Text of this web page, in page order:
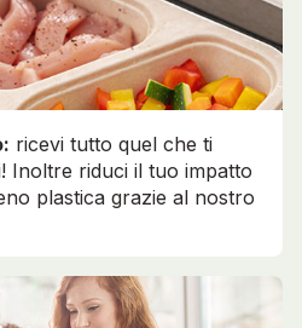
ricevi tutto quel che ti
Inoltre riduci il tuo impatto
plastica grazie al nostro